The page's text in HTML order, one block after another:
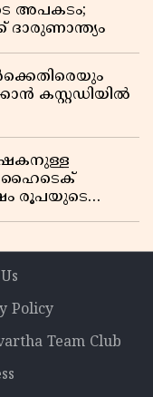
അപകടം;
ദാരുണാന്ത്യം
കസ്റ്റഡിയിൽ
ഹൈടെക്
രൂപയുടെ
Policy
Team Club